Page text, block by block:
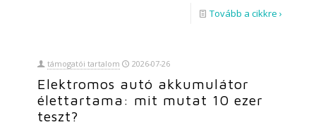
Tovább a cikkre ›
támogatói tartalom 2026-07-26
Elektromos autó akkumulátor
élettartama: mit mutat 10 ezer
teszt?